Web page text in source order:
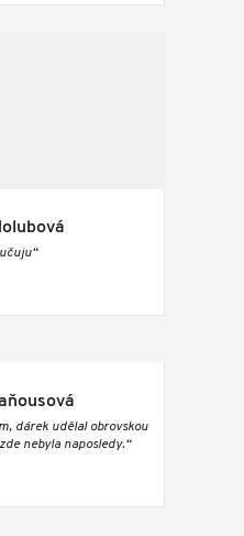
dárek udělal obrovskou
nebyla naposledy.“